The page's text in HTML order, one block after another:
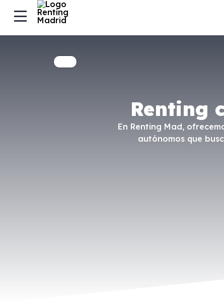
Renting
En Renting Mad,
autónomos que